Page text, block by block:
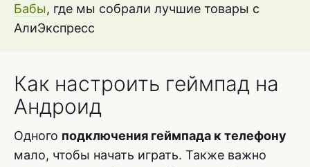
Бабы, где мы собрали лучшие товары с
АлиЭкспресс
Как настроить геймпад на
Андроид
Одного подключения геймпада к телефону
мало, чтобы начать играть. Также важно